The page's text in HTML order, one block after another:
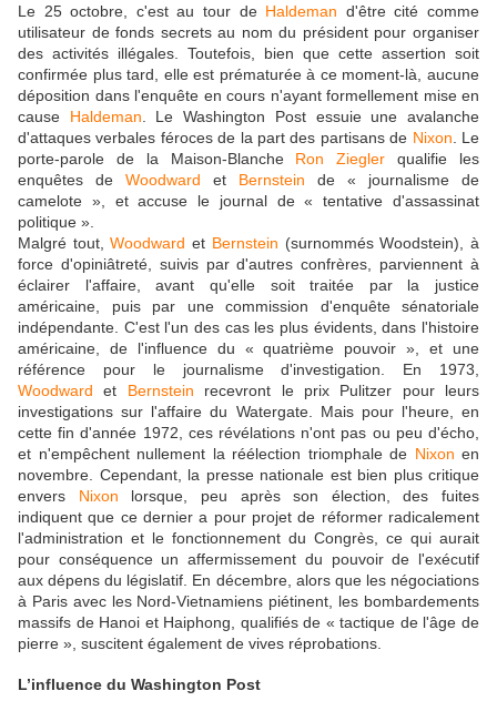
Le 25 octobre, c'est au tour de Haldeman d'être cité comme
utilisateur de fonds secrets au nom du président pour organiser
des activités illégales. Toutefois, bien que cette assertion soit
confirmée plus tard, elle est prématurée à ce moment-là, aucune
déposition dans l'enquête en cours n'ayant formellement mise en
cause Haldeman . Le Washington Post essuie une avalanche
d'attaques verbales féroces de la part des partisans de Nixon . Le
porte-parole de la Maison-Blanche Ron Ziegler qualifie les
enquêtes de Woodward et Bernstein de « journalisme de
camelote », et accuse le journal de « tentative d'assassinat
politique ».
Malgré tout,Woodward et Bernstein (surnommés Woodstein), à
force d'opiniâtreté, suivis par d'autres confrères, parviennent à
éclairer l'affaire, avant qu'elle soit traitée par la justice
américaine, puis par une commission d'enquête sénatoriale
indépendante. C'est l'un des cas les plus évidents, dans l'histoire
américaine, de l'influence du « quatrième pouvoir », et une
référence pour le journalisme d'investigation. En 1973,
Woodward et Bernstein recevront le prix Pulitzer pour leurs
investigations sur l'affaire du Watergate. Mais pour l'heure, en
cette fin d'année 1972, ces révélations n'ont pas ou peu d'écho,
et n'empêchent nullement la réélection triomphale de Nixon en
novembre. Cependant, la presse nationale est bien plus critique
envers Nixon lorsque, peu après son élection, des fuites
indiquent que ce dernier a pour projet de réformer radicalement
l'administration et le fonctionnement du Congrès, ce qui aurait
pour conséquence un affermissement du pouvoir de l'exécutif
aux dépens du législatif. En décembre, alors que les négociations
à Paris avec les Nord-Vietnamiens piétinent, les bombardements
massifs de Hanoi et Haiphong, qualifiés de « tactique de l'âge de
pierre », suscitent également de vives réprobations.
L’influence du Washington Post